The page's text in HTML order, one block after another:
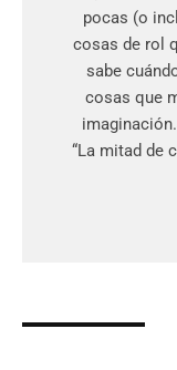
pocas (o
cosas de rol
sabe
cosas que
“La mitad de